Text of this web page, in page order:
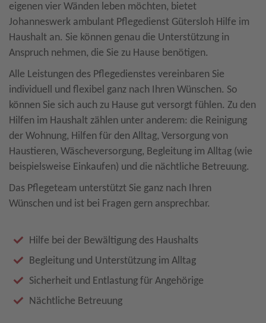
eigenen vier Wänden leben möchten, bietet
Johanneswerk ambulant Pflegedienst Gütersloh Hilfe im
Haushalt an. Sie können genau die Unterstützung in
Anspruch nehmen, die Sie zu Hause benötigen.
Alle Leistungen des Pflegedienstes vereinbaren Sie
individuell und flexibel ganz nach Ihren Wünschen. So
können Sie sich auch zu Hause gut versorgt fühlen. Zu den
Hilfen im Haushalt zählen unter anderem: die Reinigung
der Wohnung, Hilfen für den Alltag, Versorgung von
Haustieren, Wäscheversorgung, Begleitung im Alltag (wie
beispielsweise Einkaufen) und die nächtliche Betreuung.
Das Pflegeteam unterstützt Sie ganz nach Ihren
Wünschen und ist bei Fragen gern ansprechbar.
Hilfe bei der Bewältigung des Haushalts
Begleitung und Unterstützung im Alltag
Sicherheit und Entlastung für Angehörige
Nächtliche Betreuung